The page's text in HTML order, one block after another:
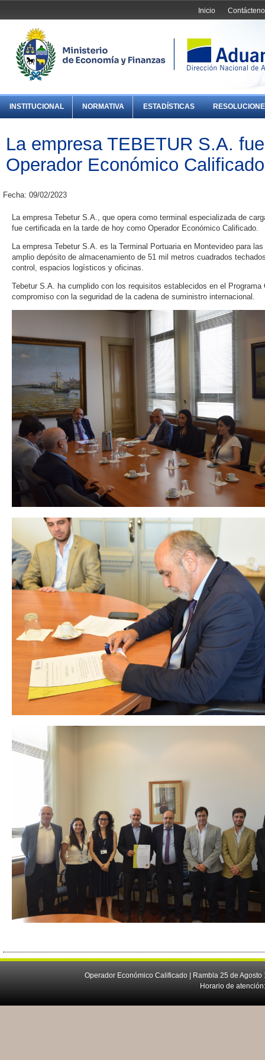
Inicio
INSTITUCIONAL NORMATIVA ESTADÍSTICAS
La empresa TEBETUR S.A.
Operador Económico Calificado
Fecha: 09/02/2023
La empresa Tebetur S.A., que opera como terminal especializada de
fue certificada en la tarde de hoy como Operador Económico Calificado.
La empresa Tebetur S.A. es la Terminal Portuaria en Montevideo para
amplio depósito de almacenamiento de 51 mil metros cuadrados
control, espacios logísticos y oficinas.
Tebetur S.A. ha cumplido con los requisitos establecidos en el
compromiso con la seguridad de la cadena de suministro internacional.
Operador Económico Calificado | Rambla 25 de
Horario de